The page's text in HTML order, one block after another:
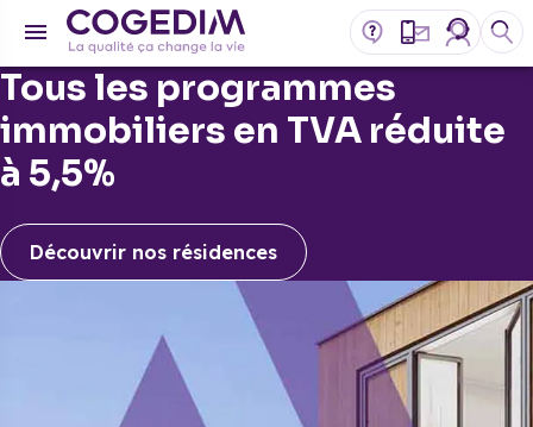
Tous les programmes
immobiliers en TVA réduite
à 5,5%
Découvrir nos résidences